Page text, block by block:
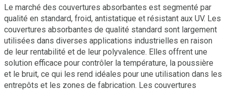
Le marché des couvertures absorbantes est segmenté par
qualité en standard, froid, antistatique et résistant aux UV. Les
couvertures absorbantes de qualité standard sont largement
utilisées dans diverses applications industrielles en raison
de leur rentabilité et de leur polyvalence. Elles offrent une
solution efficace pour contrôler la température, la poussière
et le bruit, ce qui les rend idéales pour une utilisation dans les
entrepôts et les zones de fabrication. Les couvertures